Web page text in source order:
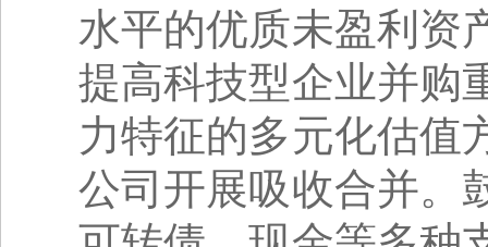
水平的优质未盈利资
提高科技型企业并购
力特征的多元化估值
公司开展吸收合并。